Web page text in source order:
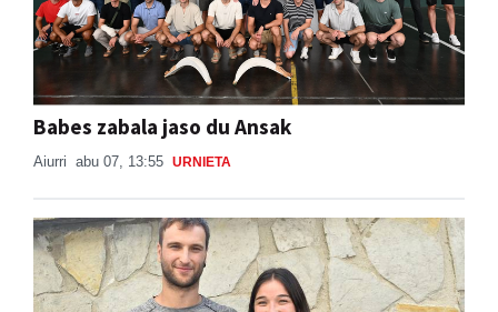
Babes zabala jaso du Ansak
Aiurri abu 07, 13:55 URNIETA